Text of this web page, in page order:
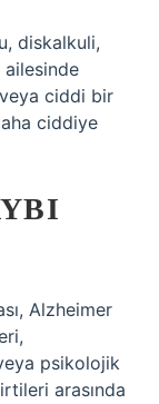
diskalkuli,
ailesinde
ciddi bir
ciddiye
Alzheimer
psikolojik
arasında